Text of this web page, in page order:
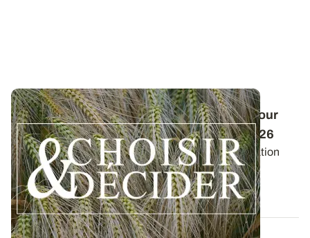
Conduite des orges d'hiver : des guides pour
réussir ses interventions au printemps 2026
Retrouvez les préconisations en matière de fertilisation
azotée et de protection des orges...
12 DÉC. 2025